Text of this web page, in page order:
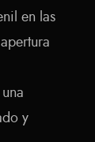
en las
y